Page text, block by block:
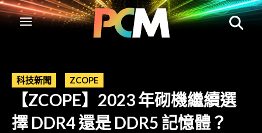
科技新聞 ZCOPE
【ZCOPE】2023 年砌機繼續選
擇 DDR4 還是 DDR5 記憶體？